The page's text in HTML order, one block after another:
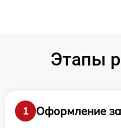
Этапы
1
Оформление